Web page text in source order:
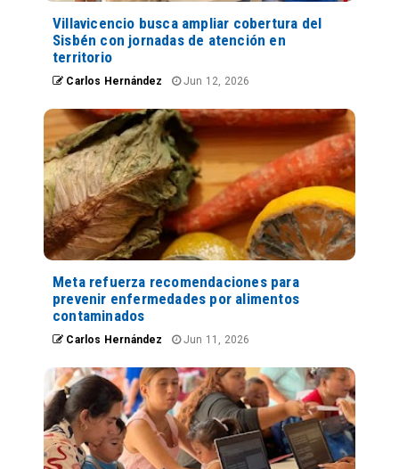
Villavicencio busca ampliar cobertura del
Sisbén con jornadas de atención en
territorio
Carlos Hernández Jun 12, 2026
Meta refuerza recomendaciones para
prevenir enfermedades por alimentos
contaminados
Carlos Hernández Jun 11, 2026